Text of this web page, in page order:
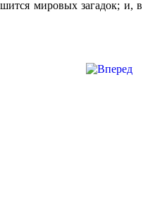
мировых загадок; и, в